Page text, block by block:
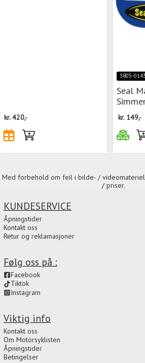
kr.420,-
3805-0143
Seal
kr. 149,-
Med forbehold om feil i bilde- /
/ priser.
Viktig info
Kontakt oss
Om Motorsyklisten
Åpningstider
Betingelser
Følg oss på :
Facebook
Tiktok
Instagram
KUNDESERVICE
Åpningstider
Kontakt oss
Retur og reklamasjoner